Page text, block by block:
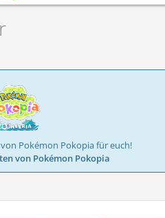
Pokémon Pokopia für euch!
von Pokémon Pokopia